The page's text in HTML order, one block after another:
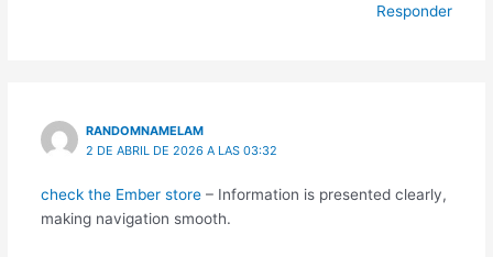
Responder
RANDOMNAMELAM
2 DE ABRIL DE 2026 A LAS 03:32
check the Ember store– Information is presented clearly,
making navigation smooth.